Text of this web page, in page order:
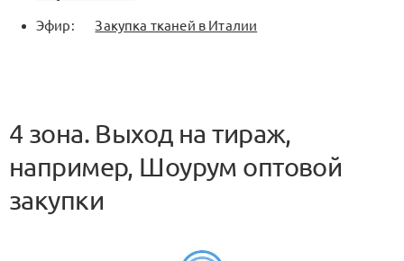
Эфир: Закупка тканей в Италии
4 зона. Выход на тираж,
например, Шоурум оптовой
закупки